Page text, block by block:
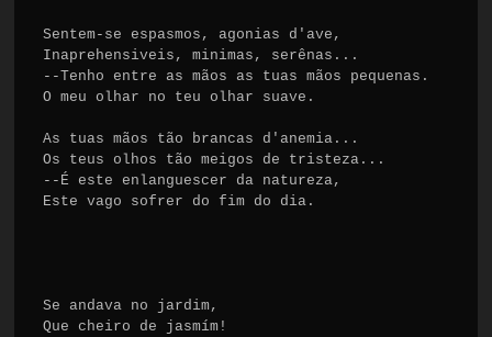
Sentem-se espasmos, agonias d'ave,
Inaprehensiveis, minimas, serênas...
--Tenho entre as mãos as tuas mãos pequenas.
O meu olhar no teu olhar suave.
As tuas mãos tão brancas d'anemia...
Os teus olhos tão meigos de tristeza...
--É este enlanguescer da natureza,
Este vago sofrer do fim do dia.
Se andava no jardim,
Que cheiro de jasmím!